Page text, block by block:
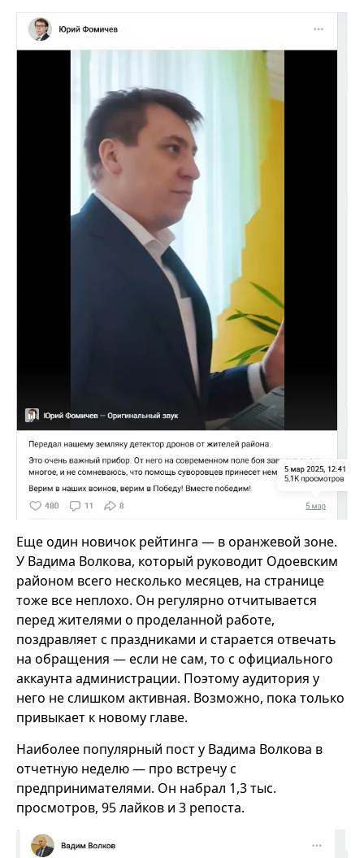
Еще один новичок рейтинга — в оранжевой зоне.
У Вадима Волкова, который руководит Одоевским
районом всего несколько месяцев, на странице
тоже все неплохо. Он регулярно отчитывается
перед жителями о проделанной работе,
поздравляет с праздниками и старается отвечать
на обращения — если не сам, то с официального
аккаунта администрации. Поэтому аудитория у
него не слишком активная. Возможно, пока только
привыкает к новому главе.
Наиболее популярный пост у Вадима Волкова в
отчетную неделю — про встречу с
предпринимателями. Он набрал 1,3 тыс.
просмотров, 95 лайков и 3 репоста.